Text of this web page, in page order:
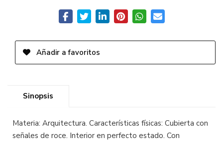
Añadir a favoritos
Sinopsis
Materia: Arquitectura. Características físicas: Cubierta con
señales de roce. Interior en perfecto estado. Con